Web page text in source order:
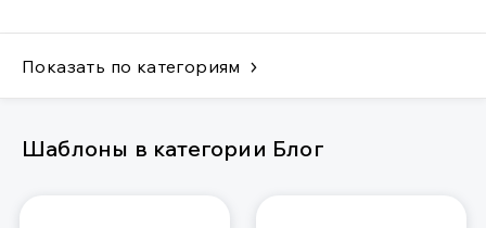
Показать по категориям
Шаблоны в категории Блог